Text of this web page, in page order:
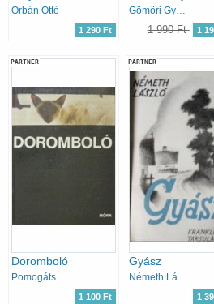
Orbán Ottó
1 290 Ft 1 990 Ft 1
PARTNER
Doromboló
Pomogáts Béla
1 100 Ft
PARTNER
Gyász
Németh László
1